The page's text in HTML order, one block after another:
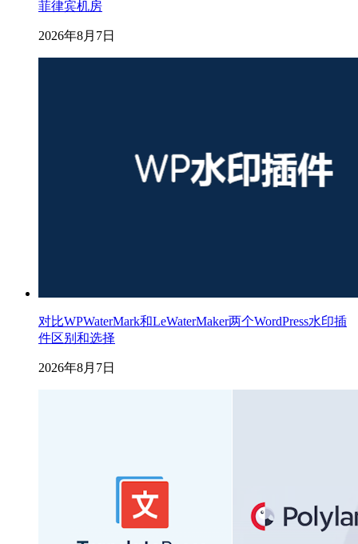
菲律宾机房
2026年8月7日
对比WPWaterMark和LeWaterMaker两个WordPress水印插
件区别和选择
2026年8月7日